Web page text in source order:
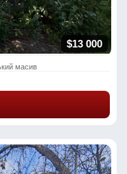
$13 000
масив